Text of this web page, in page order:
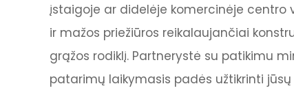
įstaigoje ar didelėje komercinėje
ir mažos priežiūros reikalaujančiai
grąžos rodiklį. Partnerystė su patikimu
patarimų laikymasis padės užtikrinti